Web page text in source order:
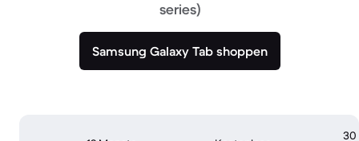
series)
Samsung Galaxy Tab shoppen
30